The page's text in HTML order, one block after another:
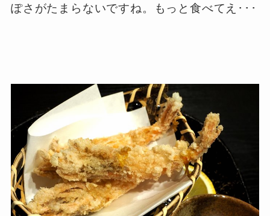
ぽさがたまらないですね。もっと食べてえ･･･